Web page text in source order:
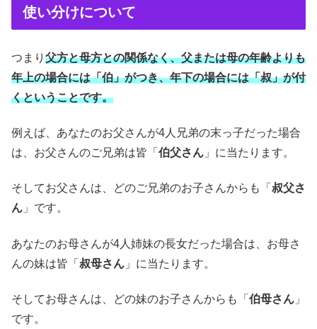
使い分けについて
つまり 父方と母方との関係なく、父または母の年齢よりも
年上の場合には「伯」がつき、年下の場合には「叔」が付
くということです。
例えば、あなたのお父さんが4人兄弟の末っ子だった場合
は、お父さんのご兄弟は皆「 伯父さん 」に当たります。
そしてお父さんは、どのご兄弟のお子さんからも「 叔父さ
ん 」です。
あなたのお母さんが4人姉妹の長女だった場合は、お母さ
んの妹は皆「 叔母さん 」に当たります。
そしてお母さんは、どの妹のお子さんからも「 伯母さん 」
です。